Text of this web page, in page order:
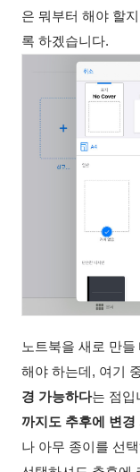
은 뭐부터 해야 할
록 하겠습니다.
노트북을 새로 만
해야 하는데, 여기
경 가능하다는 점입
까지도 추후에 변경
나 아무 종이를 선